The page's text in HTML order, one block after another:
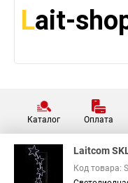
Каталог Оплата
Laitcom
Код товара: